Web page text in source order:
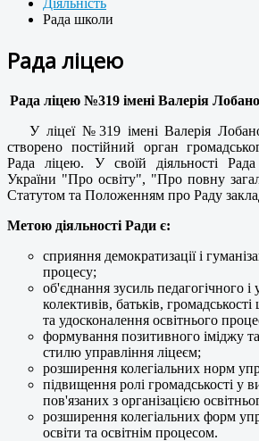
Діяльність
Рада школи
Рада ліцею
Рада ліцею №319 імені Валерія
У ліцеї №319 імені Валерія
створено постійний орган
Рада ліцею. У своїй діяльності
України "Про освіту", "Про повну
Статутом та Положенням про Раду
Метою діяльності Ради є:
сприяння демократизації і
процесу;
об'єднання зусиль педагогічного і
колективів, батьків,
та удосконалення освітнього
формування позитивного іміджу
стилю управління ліцеєм;
розширення колегіальних норм
підвищення ролі громадськості у
пов'язаних з організацією
розширення колегіальних форм
освіти та освітнім процесом.